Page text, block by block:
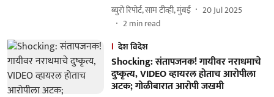
ब्युरो रिपोर्ट, साम टीव्ही, मुंबई
20 Jul 2025
2min read
देश विदेश
Shocking: संतापजनक! गायीवर नराधमाचे
दुष्कृत्य, VIDEO व्हायरल होताच आरोपीला
अटक; गोळीबारात आरोपी जखमी